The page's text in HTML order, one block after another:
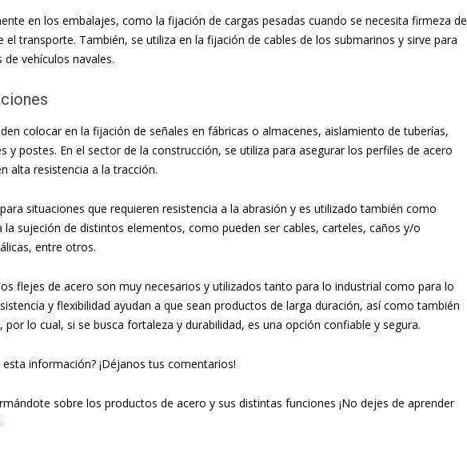
en los embalajes, como la fijación de cargas pesadas cuando se necesita firmeza de
el transporte. También, se utiliza en la fijación de cables de los submarinos y sirve para
de vehículos navales.
colocar en la fijación de señales en fábricas o almacenes, aislamiento de tuberías,
y postes. En el sector de la construcción, se utiliza para asegurar los perfiles de acero
alta resistencia a la tracción.
situaciones que requieren resistencia a la abrasión y es utilizado también como
la sujeción de distintos elementos, como pueden ser cables, carteles, caños y/o
entre otros.
flejes de acero son muy necesarios y utilizados tanto para lo industrial como para lo
y flexibilidad ayudan a que sean productos de larga duración, así como también
por lo cual, si se busca fortaleza y durabilidad, es una opción confiable y segura.
información? ¡Déjanos tus comentarios!
sobre los productos de acero y sus distintas funciones ¡No dejes de aprender